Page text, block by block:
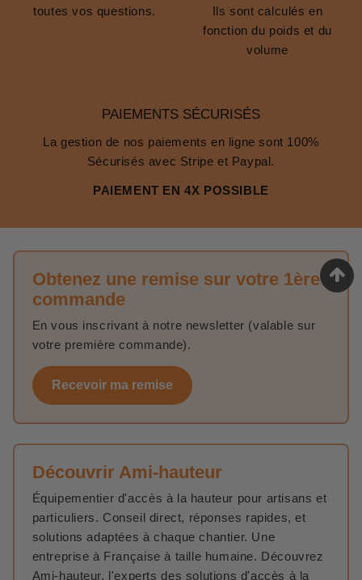
toutes vos questions.
Ils sont calculés en
fonction du poids et du
volume
PAIEMENTS SÉCURISÉS
La gestion de nos paiements en ligne sont 100%
Sécurisés avec Stripe et Paypal.
PAIEMENT EN 4X POSSIBLE
Obtenez une remise sur votre 1ère
commande
En vous inscrivant à notre newsletter (valable sur
votre première commande).
Recevoir ma remise
Découvrir Ami-hauteur
Équipementier d'accès à la hauteur pour artisans et
particuliers. Conseil direct, réponses rapides, et
solutions adaptées à chaque chantier. Une
entreprise à Française à taille humaine. Découvrez
Ami-hauteur, l'experts des solutions d'accès à la